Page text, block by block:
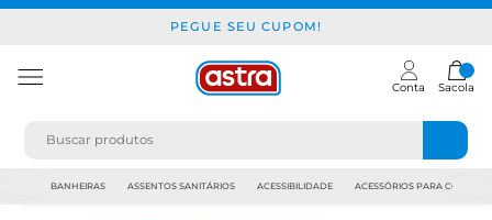
PEGUE SEU CUPOM!
Conta Sacola
BANHEIRAS ASSENTOS SANITÁRIOS ACESSIBILIDADE ACESSÓRIOS PARA